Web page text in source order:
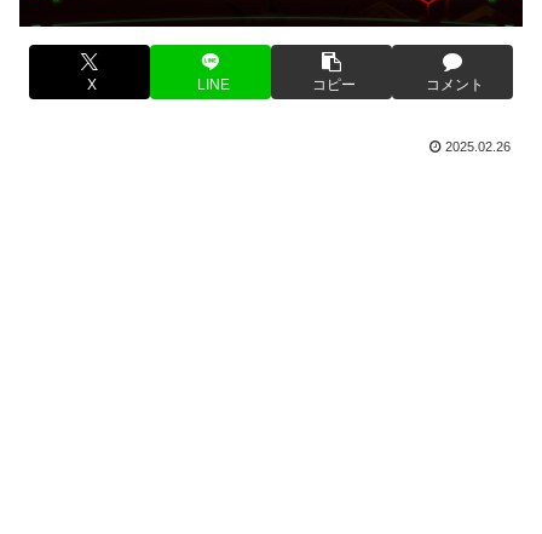
X LINE コピー コメント
2025.02.26